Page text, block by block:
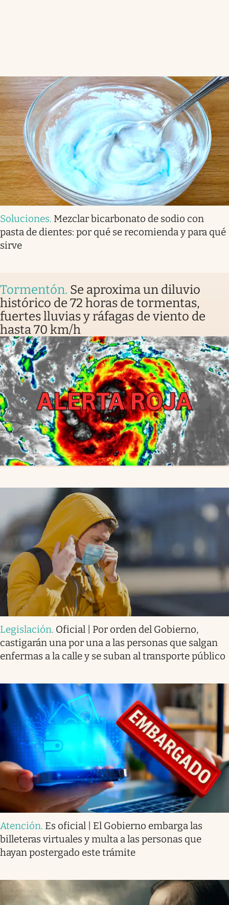
Soluciones. Mezclar bicarbonato de sodio con
pasta de dientes: por qué se recomienda y para qué
sirve
Tormentón. Se aproxima un diluvio
histórico de 72 horas de tormentas,
fuertes lluvias y ráfagas de viento de
hasta 70 km/h
Legislación. Oficial | Por orden del Gobierno,
castigarán una por una a las personas que salgan
enfermas a la calle y se suban al transporte público
Atención. Es oficial | El Gobierno embarga las
billeteras virtuales y multa a las personas que
hayan postergado este trámite